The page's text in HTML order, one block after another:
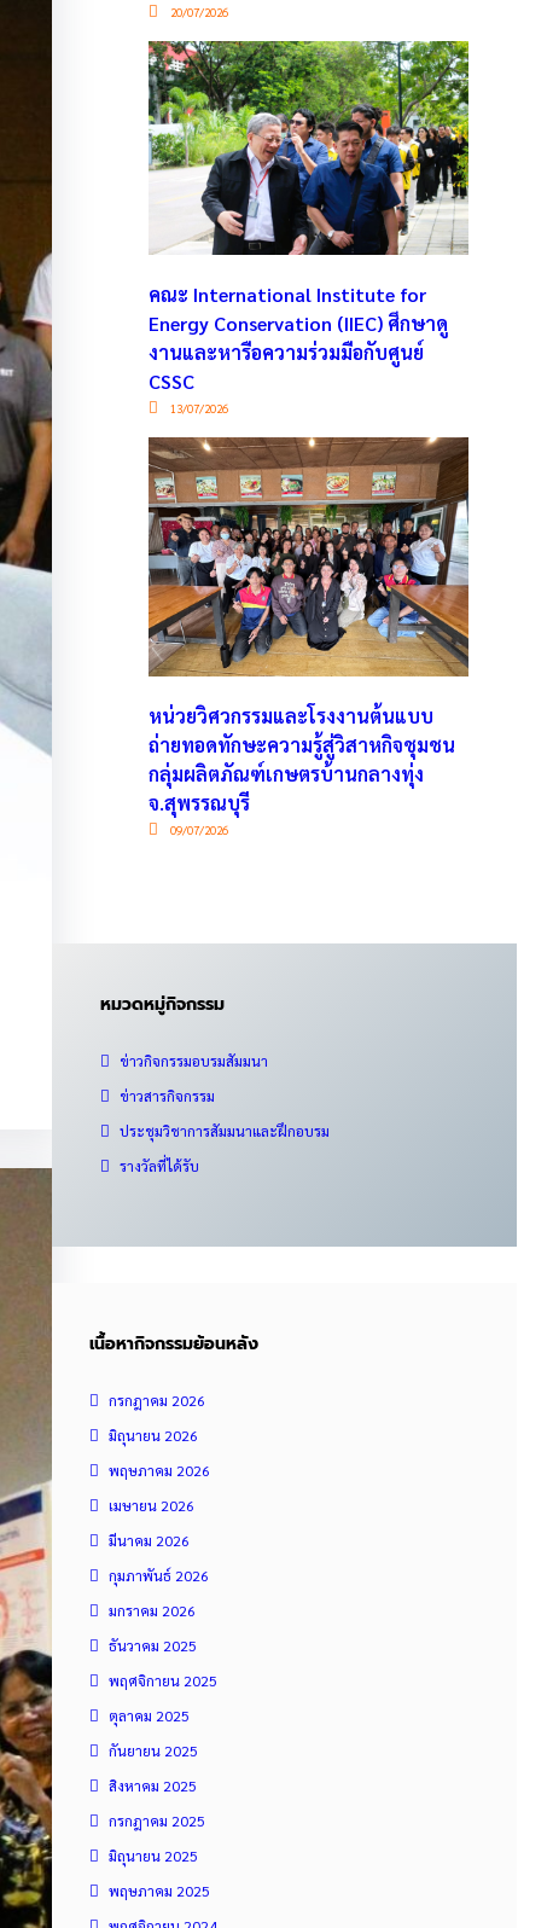
20/07/2026
คณะ International Institute for
Energy Conservation (IIEC) ศึกษาดู
งานและหารือความร่วมมือกับศูนย์
CSSC
13/07/2026
หน่วยวิศวกรรมและโรงงานต้นแบบ
ถ่ายทอดทักษะความรู้สู่วิสาหกิจชุมชน
กลุ่มผลิตภัณฑ์เกษตรบ้านกลางทุ่ง
จ.สุพรรณบุรี
09/07/2026
หมวดหมู่กิจกรรม
ข่าวกิจกรรมอบรมสัมมนา
ข่าวสารกิจกรรม
ประชุมวิชาการสัมมนาและฝึกอบรม
รางวัลที่ได้รับ
เนื้อหากิจกรรมย้อนหลัง
กรกฎาคม 2026
มิถุนายน 2026
พฤษภาคม 2026
เมษายน 2026
มีนาคม 2026
กุมภาพันธ์ 2026
มกราคม 2026
ธันวาคม 2025
พฤศจิกายน 2025
ตุลาคม 2025
กันยายน 2025
สิงหาคม 2025
กรกฎาคม 2025
มิถุนายน 2025
พฤษภาคม 2025